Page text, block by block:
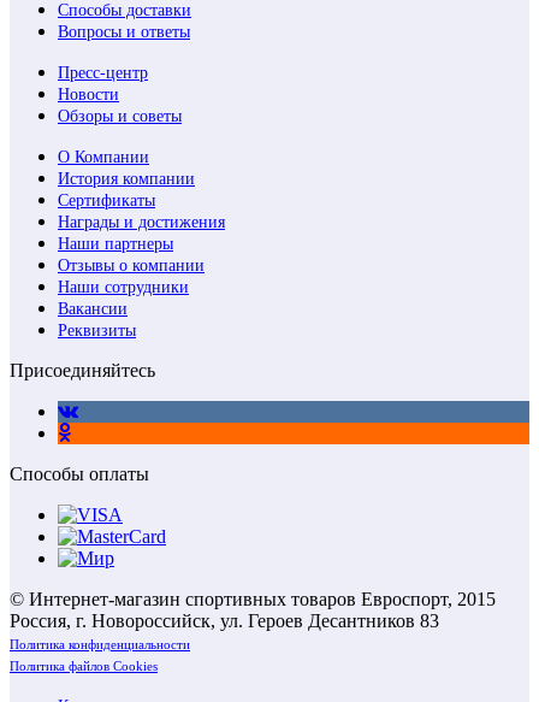
Способы доставки
Вопросы и ответы
Пресс-центр
Новости
Обзоры и советы
О Компании
История компании
Сертификаты
Награды и достижения
Наши партнеры
Отзывы о компании
Наши сотрудники
Вакансии
Реквизиты
Присоединяйтесь
Способы оплаты
© Интернет-магазин спортивных товаров Евроспорт, 2015
Россия, г. Новороссийск, ул. Героев Десантников 83
Политика конфиденциальности
Политика файлов Cookies